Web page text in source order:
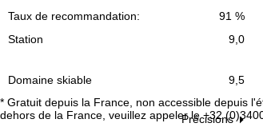
* Gratuit depuis la France, non accessible depuis
dehors de la France, veuillez appeler le +32
91 %
Taux de recommandation:
Station
9,0
Domaine skiable 9,5
Précisions